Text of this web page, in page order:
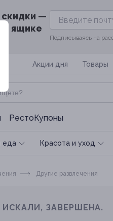
—
ящике
Подписываясь на
Акции дня Товары
РестоКупоны
еда Красота и уход
Другие развлечения
ЗАВЕРШЕНА.